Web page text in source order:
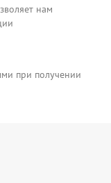
нам
при получении